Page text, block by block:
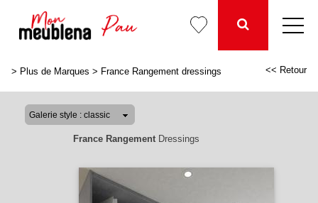
> Plus de Marques > France Rangement dressings << Retour
France RangementDressings